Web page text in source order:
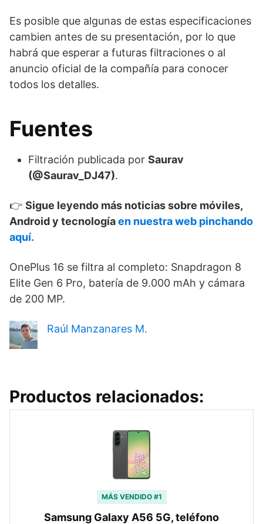
Es posible que algunas de estas especificaciones
cambien antes de su presentación, por lo que
habrá que esperar a futuras filtraciones o al
anuncio oficial de la compañía para conocer
todos los detalles.
Fuentes
Filtración publicada por Saurav
(@Saurav_DJ47).
👉 Sigue leyendo más noticias sobre móviles,
Android y tecnologíaen nuestra web pinchando
aquí.
OnePlus 16 se filtra al completo: Snapdragon 8
Elite Gen 6 Pro, batería de 9.000 mAh y cámara
de 200 MP.
Raúl Manzanares M.
Productos relacionados:
MÁS VENDIDO #1
Samsung Galaxy A56 5G, teléfono